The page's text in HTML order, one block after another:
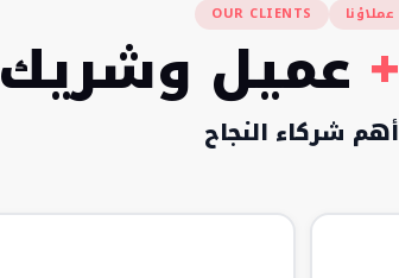
عملاؤنا OUR CLIENTS
عميل وشريك
أهم شركاء النجاح